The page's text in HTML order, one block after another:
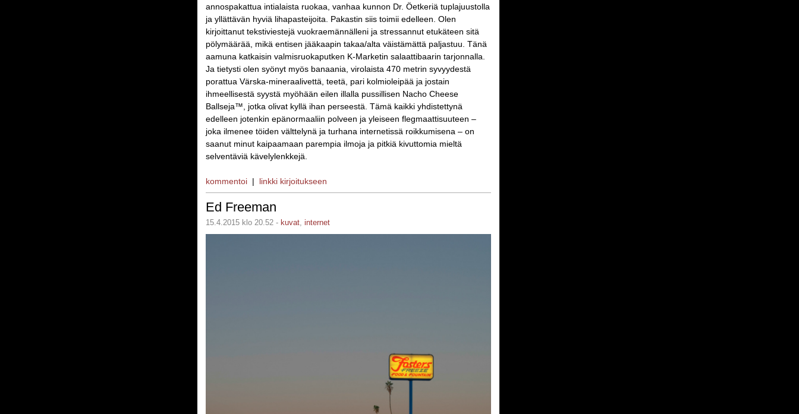
annospakattua intialaista ruokaa, vanhaa kunnon Dr. Öetkeriä tuplajuustolla
ja yllättävän hyviä lihapasteijoita. Pakastin siis toimii edelleen. Olen
kirjoittanut tekstiviestejä vuokraemännälleni ja stressannut etukäteen sitä
pölymäärää, mikä entisen jääkaapin takaa/alta väistämättä paljastuu. Tänä
aamuna katkaisin valmisruokaputken K-Marketin salaattibaarin tarjonnalla.
Ja tietysti olen syönyt myös banaania, virolaista 470 metrin syvyydestä
porattua Värska-mineraalivettä, teetä, pari kolmioleipää ja jostain
ihmeellisestä syystä myöhään eilen illalla pussillisen Nacho Cheese
Ballseja™, jotka olivat kyllä ihan perseestä. Tämä kaikki yhdistettynä
edelleen jotenkin epänormaaliin polveen ja yleiseen flegmaattisuuteen –
joka ilmenee töiden välttelynä ja turhana internetissä roikkumisena – on
saanut minut kaipaamaan parempia ilmoja ja pitkiä kivuttomia mieltä
selventäviä kävelylenkkejä.
kommentoi | linkki kirjoitukseen
Ed Freeman
15.4.2015 klo 20.52 - kuvat, internet